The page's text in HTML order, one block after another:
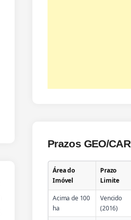
Prazos GEO/CAR
Área do
Imóvel
Prazo
Limite
Acima de 100
ha
Vencido
(2016)